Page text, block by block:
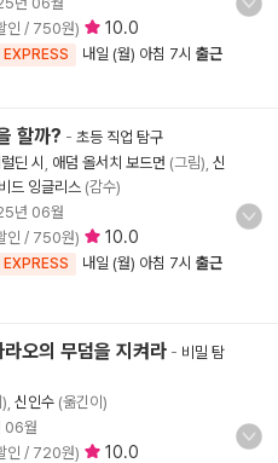
인 / 750원) 10.0
EXPRESS 내일 (월) 아침 7시 출근
할까? - 초등 직업 탐구
딘 시 애덤 올서치 보드먼 (그림), 신
드 잉글리스 (감수)
년 06월
인 / 750원) 10.0
EXPRESS 내일 (월) 아침 7시 출근
오의 무덤을 지켜라 - 비밀 탐
신인수 (옮긴이)
06월
인 / 720원) 10.0